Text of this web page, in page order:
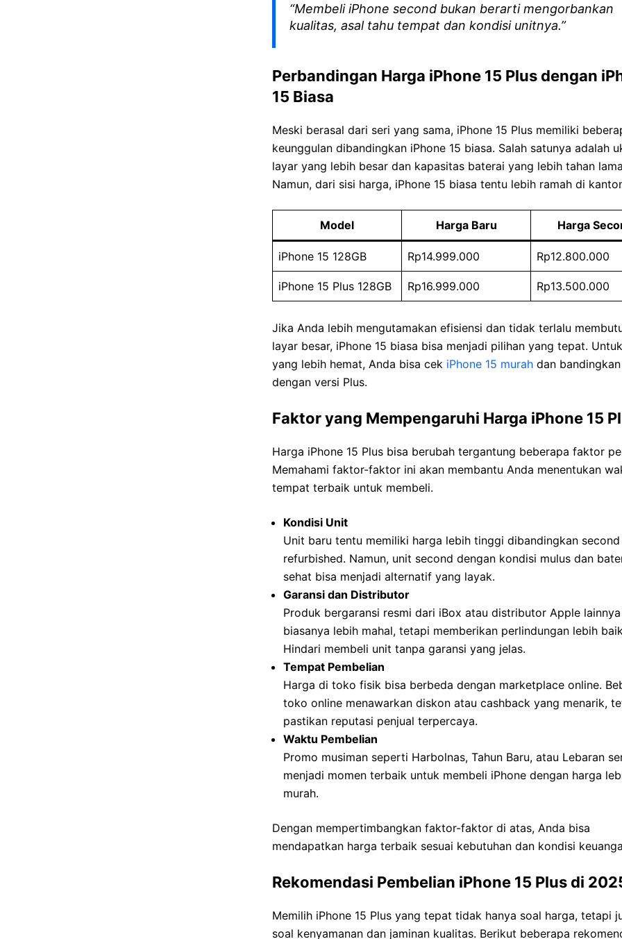
“Membeli iPhone second bukan berarti mengorbankan
kualitas, asal tahu tempat dan kondisi unitnya.”
Perbandingan Harga iPhone 15 Plus dengan
15 Biasa
Meski berasal dari seri yang sama, iPhone 15 Plus memiliki
keunggulan dibandingkan iPhone 15 biasa. Salah satunya adalah
layar yang lebih besar dan kapasitas baterai yang lebih tahan
Namun, dari sisi harga, iPhone 15 biasa tentu lebih ramah di
Model Harga Baru Harga
iPhone 15 128GB Rp14.999.000 Rp12.800.000
iPhone 15 Plus 128GB Rp16.999.000 Rp13.500.000
Jika Anda lebih mengutamakan efisiensi dan tidak terlalu
layar besar, iPhone 15 biasa bisa menjadi pilihan yang tepat.
yang lebih hemat, Anda bisa cek iPhone 15 murah dan bandingkan
dengan versi Plus.
Faktor yang Mempengaruhi Harga iPhone 15
Harga iPhone 15 Plus bisa berubah tergantung beberapa faktor
Memahami faktor-faktor ini akan membantu Anda menentukan
tempat terbaik untuk membeli.
Kondisi Unit
Unit baru tentu memiliki harga lebih tinggi dibandingkan second
refurbished. Namun, unit second dengan kondisi mulus dan
sehat bisa menjadi alternatif yang layak.
Garansi dan Distributor
Produk bergaransi resmi dari iBox atau distributor Apple lainnya
biasanya lebih mahal, tetapi memberikan perlindungan lebih
Hindari membeli unit tanpa garansi yang jelas.
Tempat Pembelian
Harga di toko fisik bisa berbeda dengan marketplace online.
toko online menawarkan diskon atau cashback yang menarik,
pastikan reputasi penjual terpercaya.
Waktu Pembelian
Promo musiman seperti Harbolnas, Tahun Baru, atau Lebaran
menjadi momen terbaik untuk membeli iPhone dengan harga
murah.
Dengan mempertimbangkan faktor-faktor di atas, Anda bisa
mendapatkan harga terbaik sesuai kebutuhan dan kondisi
Rekomendasi Pembelian iPhone 15 Plus di
Memilih iPhone 15 Plus yang tepat tidak hanya soal harga, tetapi
soal kenyamanan dan jaminan kualitas. Berikut beberapa